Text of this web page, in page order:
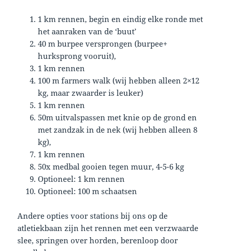
1 km rennen, begin en eindig elke ronde met
het aanraken van de ‘buut’
40 m burpee versprongen (burpee+
hurksprong vooruit),
1 km rennen
100 m farmers walk (wij hebben alleen 2×12
kg, maar zwaarder is leuker)
1 km rennen
50m uitvalspassen met knie op de grond en
met zandzak in de nek (wij hebben alleen 8
kg),
1 km rennen
50x medbal gooien tegen muur, 4-5-6 kg
Optioneel: 1 km rennen
Optioneel: 100 m schaatsen
Andere opties voor stations bij ons op de
atletiekbaan zijn het rennen met een verzwaarde
slee, springen over horden, berenloop door